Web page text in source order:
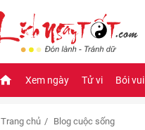
Xem ngày Tử vi Bói vui
Trang chủ Blog cuộc sống